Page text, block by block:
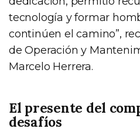
tecnología y formar
continúen el camino”,
de Operación y
Marcelo Herrera.
El presente del
desafíos